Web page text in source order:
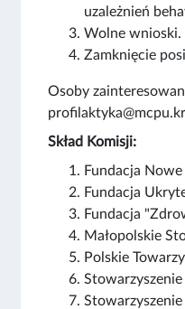
uzależnień
Wolne wnioski.
Zamknięcie
Osoby
Skład Komisji:
Fundacja
Fundacja
Fundacja
Małopolskie
Polskie